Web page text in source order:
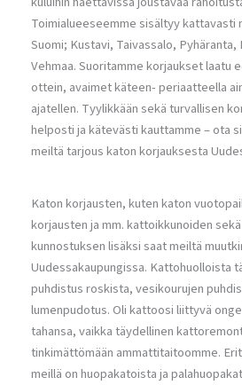
Toimialueeseemme sisältyy kattavasti
Suomi; Kustavi, Taivassalo, Pyhäranta,
Vehmaa. Suoritamme korjaukset laatu
ottein, avaimet käteen- periaatteella
ajatellen. Tyylikkään sekä turvallisen
helposti ja kätevästi kauttamme – ota
meiltä tarjous katon korjauksesta
Katon korjausten, kuten katon
korjausten ja mm. kattoikkunoiden
kunnostuksen lisäksi saat meiltä
Uudessakaupungissa. Kattohuolloista
puhdistus roskista, vesikourujen
lumenpudotus. Oli kattoosi liittyvä
tahansa, vaikka täydellinen
tinkimättömään ammattitaitoomme.
meillä on huopakatoista ja